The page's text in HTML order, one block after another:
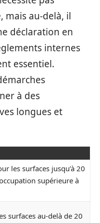
mais au-delà, il
déclaration en
internes
essentiel.
à des
longues et
les surfaces jusqu’à 20
supérieure à
surfaces au-delà de 20